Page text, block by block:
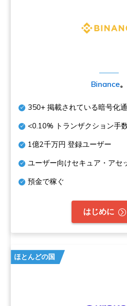
Binance。
350+ 掲載されている暗号化
<0.10% トランザクション手
1億2千万円 登録ユーザー
ユーザー向けセキュア・アセ
預金で稼ぐ
はじめに
ほとんどの国